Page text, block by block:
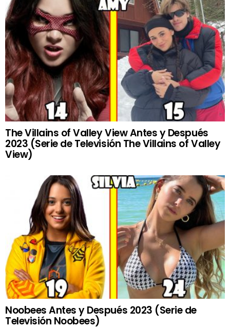
The Villains of Valley View Antes y Después
2023 (Serie de Televisión The Villains of Valley
View)
Noobees Antes y Después 2023 (Serie de
Televisión Noobees)